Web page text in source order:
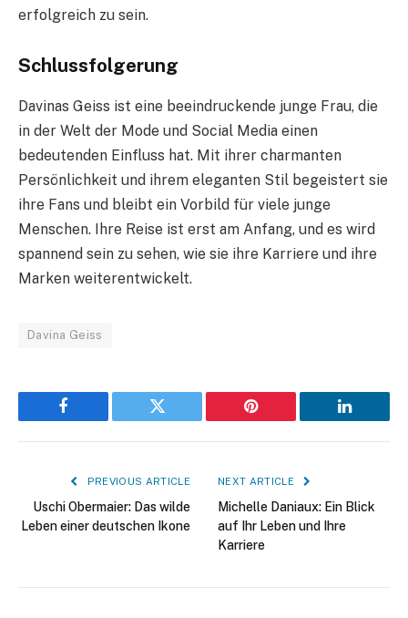
erfolgreich zu sein.
Schlussfolgerung
Davinas Geiss ist eine beeindruckende junge Frau, die
in der Welt der Mode und Social Media einen
bedeutenden Einfluss hat. Mit ihrer charmanten
Persönlichkeit und ihrem eleganten Stil begeistert sie
ihre Fans und bleibt ein Vorbild für viele junge
Menschen. Ihre Reise ist erst am Anfang, und es wird
spannend sein zu sehen, wie sie ihre Karriere und ihre
Marken weiterentwickelt.
Davina Geiss
Facebook Twitter Pinterest LinkedIn
PREVIOUS ARTICLE
Uschi Obermaier: Das wilde
Leben einer deutschen Ikone
NEXT ARTICLE
Michelle Daniaux: Ein Blick
auf Ihr Leben und Ihre
Karriere